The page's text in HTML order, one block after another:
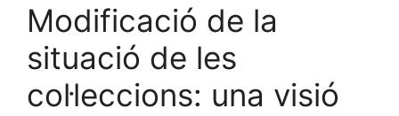
Modificació de la
situació de les
col·leccions: una visió